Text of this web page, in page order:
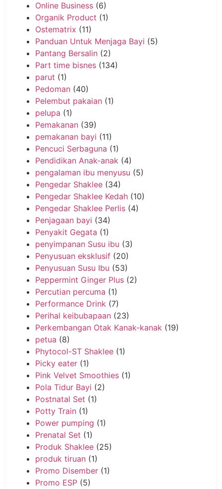
Online Business (6)
Organik Product (1)
Ostematrix (11)
Panduan Untuk Menjaga Bayi (5)
Pantang Bersalin (2)
Part time bisnes (134)
parut (1)
Pedoman (40)
Pelembut pakaian (1)
pelupa (1)
Pemakanan (39)
pemakanan bayi (11)
Pencuci Serbaguna (1)
Pendidikan Anak-anak (4)
pengalaman ibu menyusu (5)
Pengedar Shaklee (34)
Pengedar Shaklee Kedah (10)
Pengedar Shaklee Perlis (4)
Penjagaan bayi (34)
Penyakit Gegata (1)
penyimpanan Susu ibu (3)
Penyusuan eksklusif (20)
Penyusuan Susu Ibu (53)
Peppermint Ginger Plus (2)
Percutian percuma (1)
Performance Drink (7)
Perihal keibubapaan (23)
Perkembangan Otak Kanak-kanak (19)
petua (8)
Phytocol-ST Shaklee (1)
Picky eater (1)
Pink Velvet Smoothies (1)
Pola Tidur Bayi (2)
Postnatal Set (1)
Potty Train (1)
Power pumping (1)
Prenatal Set (1)
Produk Shaklee (25)
produk tiruan (1)
Promo Disember (1)
Promo ESP (5)